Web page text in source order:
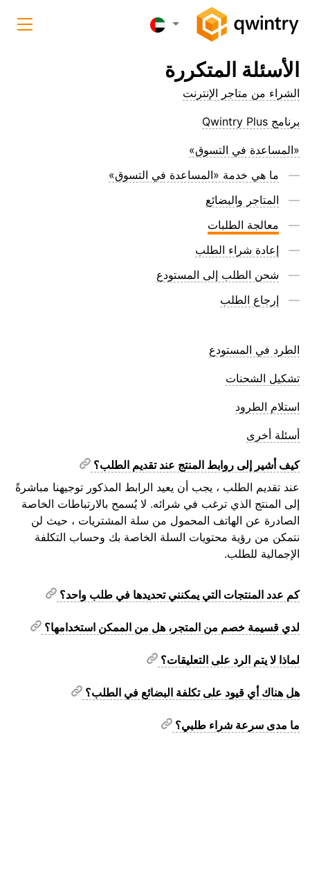
الأسئلة المتكررة
الشراء من متاجر الإنترنت
برنامج Qwintry Plus
«المساعدة في التسوق»
ما هي خدمة «المساعدة في التسوق»
المتاجر والبضائع
معالجة الطلبات
إعادة شراء الطلب
شحن الطلب إلى المستودع
إرجاع الطلب
الطرد في المستودع
تشكيل الشحنات
استلام الطرود
أسئلة أخرى
كيف أشير إلى روابط المنتج عند تقديم الطلب؟
عند تقديم الطلب ، يجب أن يعيد الرابط المذكور توجيهنا مباشرةً
إلى المنتج الذي ترغب في شرائه. لا يُسمح بالارتباطات الخاصة
الصادرة عن الهاتف المحمول من سلة المشتريات ، حيث لن
نتمكن من رؤية محتويات السلة الخاصة بك وحساب التكلفة
الإجمالية للطلب.
كم عدد المنتجات التي يمكنني تحديدها في طلب واحد؟
لدي قسيمة خصم من المتجر، هل من الممكن استخدامها؟
لماذا لا يتم الرد على التعليقات؟
هل هناك أي قيود على تكلفة البضائع في الطلب؟
ما مدى سرعة شراء طلبي؟